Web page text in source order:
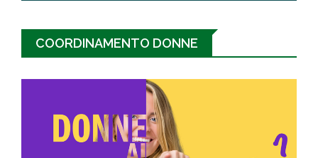
COORDINAMENTO DONNE